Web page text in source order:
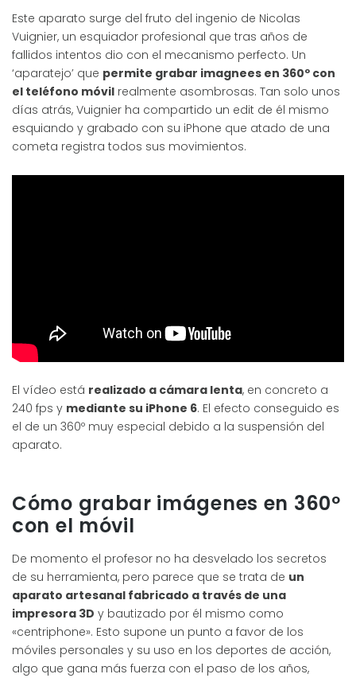
Este aparato surge del fruto del ingenio de Nicolas
Vuignier, un esquiador profesional que tras años de
fallidos intentos dio con el mecanismo perfecto. Un
‘aparatejo’ que permite grabar imagnees en 360º con
el teléfono móvil realmente asombrosas. Tan solo unos
días atrás, Vuignier ha compartido un edit de él mismo
esquiando y grabado con su iPhone que atado de una
cometa registra todos sus movimientos.
El vídeo está realizado a cámara lenta, en concreto a
240 fps y mediante su iPhone 6. El efecto conseguido es
el de un 360º muy especial debido a la suspensión del
aparato.
Cómo grabar imágenes en 360º
con el móvil
De momento el profesor no ha desvelado los secretos
de su herramienta, pero parece que se trata de un
aparato artesanal fabricado a través de una
impresora 3D y bautizado por él mismo como
«centriphone». Esto supone un punto a favor de los
móviles personales y su uso en los deportes de acción,
algo que gana más fuerza con el paso de los años,